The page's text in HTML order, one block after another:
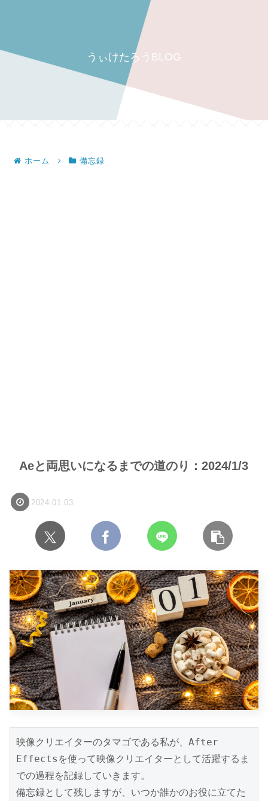
うぃけたろうBLOG
ホーム 備忘録
Aeと両思いになるまでの道のり：2024/1/3
2024.01.03
映像クリエイターのタマゴである私が、After
Effectsを使って映像クリエイターとして活躍するま
での過程を記録していきます。
備忘録として残しますが、いつか誰かのお役に立てた